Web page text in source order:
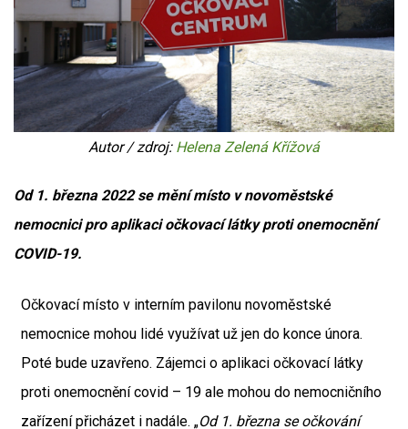
Autor / zdroj: Helena Zelená Křížová
Od 1. března 2022 se mění místo v novoměstské
nemocnici pro aplikaci očkovací látky proti onemocnění
COVID-19.
Očkovací místo v interním pavilonu novoměstské
nemocnice mohou lidé využívat už jen do konce února.
Poté bude uzavřeno. Zájemci o aplikaci očkovací látky
proti onemocnění covid – 19 ale mohou do nemocničního
zařízení přicházet i nadále. „Od 1. března se očkování